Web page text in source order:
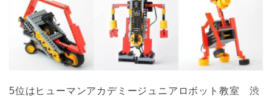
5位はヒューマンアカデミージュニアロボット教室 渋